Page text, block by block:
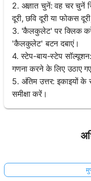
2. अज्ञात चुनें: वह चर चुनें
दूरी, छवि दूरी या फोकस
3. 'कैलकुलेट' पर क्लिक
'कैलकुलेट' बटन दबाएं।
4. स्टेप-बाय-स्टेप
गणना करने के लिए उठाए
5. अंतिम उत्तर: इकाइयों
समीक्षा करें।